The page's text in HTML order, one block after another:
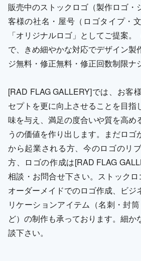
販売中のストックロゴ（製作ロゴ・
客様の社名・屋号（ロゴタイプ・
「オリジナルロゴ」としてご提案
で、きめ細やかな対応でデザイン製
ジ無料・修正無料・修正回数制限ナ
[RAD FLAG GALLERY]では、お客
セプトを更に向上させることを目指
味を与え、満足の度合いや質を高め
うの価値を作り出します。まだロゴ
から起業される方、今のロゴのリ
方、ロゴの作成は[RAD FLAG
相談・お問合せ下さい。ストック
オーダーメイドでのロゴ作成、ビジ
リケーションアイテム（名刺・封
ど）の制作も承っております。細か
談下さい。